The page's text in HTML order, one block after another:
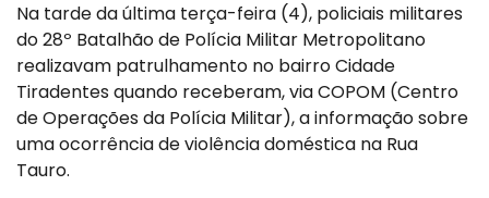
Na tarde da última terça-feira (4), policiais militares
do 28º Batalhão de Polícia Militar Metropolitano
realizavam patrulhamento no bairro Cidade
Tiradentes quando receberam, via COPOM (Centro
de Operações da Polícia Militar), a informação sobre
uma ocorrência de violência doméstica na Rua
Tauro.